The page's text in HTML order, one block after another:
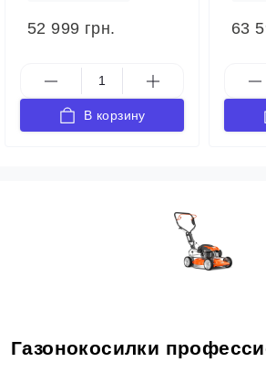
52 999 грн.
В корзину
63
Газонокосилки